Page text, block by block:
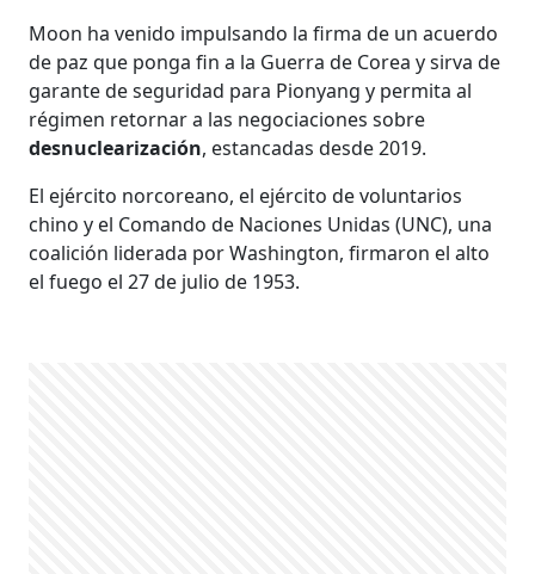
Moon ha venido impulsando la firma de un acuerdo
de paz que ponga fin a la Guerra de Corea y sirva de
garante de seguridad para Pionyang y permita al
régimen retornar a las negociaciones sobre
desnuclearización, estancadas desde 2019.
El ejército norcoreano, el ejército de voluntarios
chino y el Comando de Naciones Unidas (UNC), una
coalición liderada por Washington, firmaron el alto
el fuego el 27 de julio de 1953.